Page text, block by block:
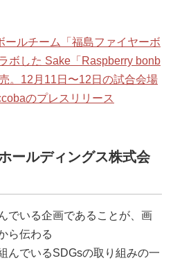
ールチーム「福島ファイヤーボ
ボした Sake「Raspberry bonb
。12月11日〜12日の試合会場
のプレスリリース
ールディングス株式会
でいる企画であることが、画
ら伝わる
んでいるSDGsの取り組みの一